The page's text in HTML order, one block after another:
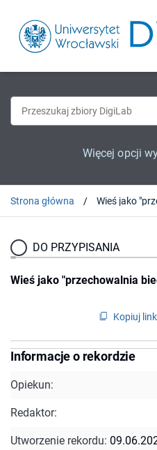
Więcej opcji
Strona główna Wieś jako
DO PRZYPISANIA
Wieś jako "przechowalnia
Kopiuj
Informacje o rekordzie
Opiekun:
Redaktor:
Utworzenie rekordu: